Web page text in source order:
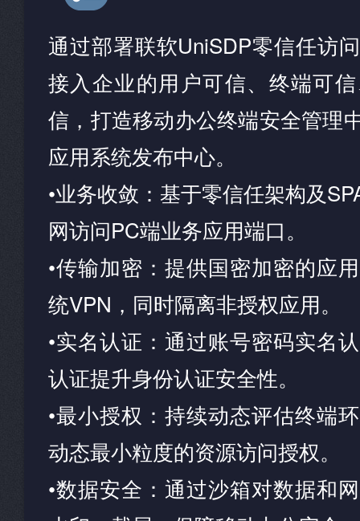
通过部署联软UniSDP零信任访
接入企业的用户可信、终端可
信，打造移动办公终端安全管理
应用系统发布中心。
•业务收敛：基于零信任架构及
网访问PC端业务应用端口。
•传输加密：提供国密加密的应
统VPN，同时隔离非授权应用。
•实名认证：通过账号密码实名
认证提升身份认证安全性。
•最小授权：持续动态评估终端
动态最小粒度的资源访问授权。
•数据安全：通过沙箱对数据和